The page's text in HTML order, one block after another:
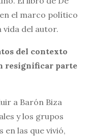
el marco político
vida del autor.
del contexto
resignificar parte
a Barón Biza
y los grupos
en las que vivió,